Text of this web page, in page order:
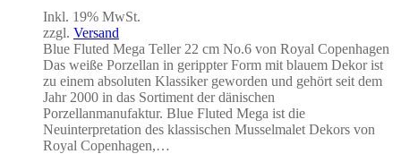
Inkl. 19% MwSt.
zzgl. Versand
Blue Fluted Mega Teller 22 cm No.6 von Royal Copenhagen
Das weiße Porzellan in gerippter Form mit blauem Dekor ist
zu einem absoluten Klassiker geworden und gehört seit dem
Jahr 2000 in das Sortiment der dänischen
Porzellanmanufaktur. Blue Fluted Mega ist die
Neuinterpretation des klassischen Musselmalet Dekors von
Royal Copenhagen,…